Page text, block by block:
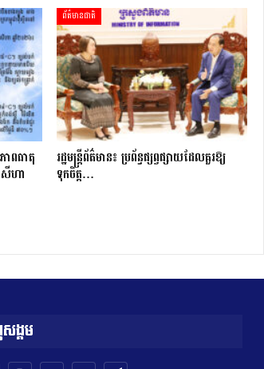
ពធាតុ
សីហា
ព័ត៌មានជាតិ
រដ្ឋមន្ត្រីព័ត៌មាន៖ ប្រព័ន្ធផ្សព្វផ្សាយដែលគួរឱ្យ
ទុកចិត្ត…
ង្គម